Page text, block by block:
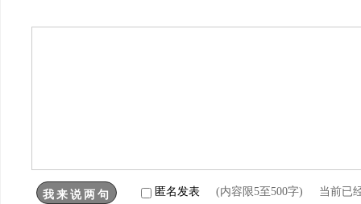
匿名发表 (内容限5至500字) 当前已